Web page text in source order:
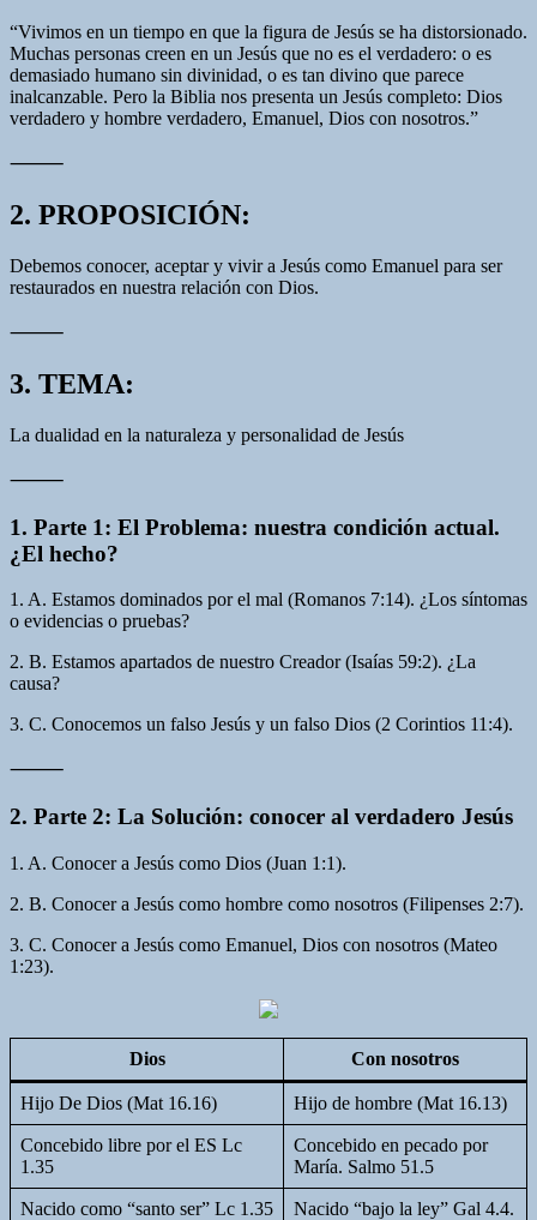
“Vivimos en un tiempo en que la figura de Jesús se ha distorsionado.
Muchas personas creen en un Jesús que no es el verdadero: o es
demasiado humano sin divinidad, o es tan divino que parece
inalcanzable. Pero la Biblia nos presenta un Jesús completo: Dios
verdadero y hombre verdadero, Emanuel, Dios con nosotros.”
⸻
2. PROPOSICIÓN:
Debemos conocer, aceptar y vivir a Jesús como Emanuel para ser
restaurados en nuestra relación con Dios.
⸻
3. TEMA:
La dualidad en la naturaleza y personalidad de Jesús
⸻
1. Parte 1: El Problema: nuestra condición actual.
¿El hecho?
1. A. Estamos dominados por el mal (Romanos 7:14). ¿Los síntomas
o evidencias o pruebas?
2. B. Estamos apartados de nuestro Creador (Isaías 59:2). ¿La
causa?
3. C. Conocemos un falso Jesús y un falso Dios (2 Corintios 11:4).
⸻
2. Parte 2: La Solución: conocer al verdadero Jesús
1. A. Conocer a Jesús como Dios (Juan 1:1).
2. B. Conocer a Jesús como hombre como nosotros (Filipenses 2:7).
3. C. Conocer a Jesús como Emanuel, Dios con nosotros (Mateo
1:23).
Dios Con nosotros
Hijo De Dios (Mat 16.16) Hijo de hombre (Mat 16.13)
Concebido libre por el ES Lc
1.35
Concebido en pecado por
María. Salmo 51.5
Nacido como “santo ser” Lc 1.35 Nacido “bajo la ley” Gal 4.4.